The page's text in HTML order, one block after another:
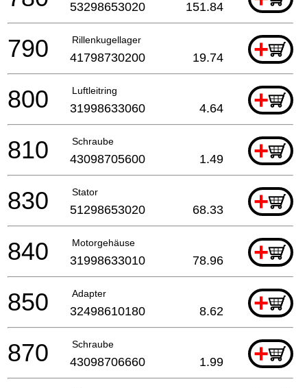
53298653020 151.84
Rillenkugellager +
790 41798730200 19.74
Luftleitring +
800 31998633060 4.64
Schraube +
810 43098705600 1.49
Stator +
830 51298653020 68.33
Motorgehäuse +
840 31998633010 78.96
Adapter +
850 32498610180 8.62
Schraube +
870 43098706660 1.99